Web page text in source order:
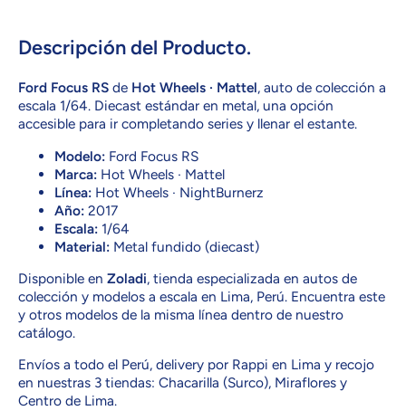
Descripción del Producto.
Ford Focus RS de Hot Wheels · Mattel, auto de colección a
escala 1/64. Diecast estándar en metal, una opción
accesible para ir completando series y llenar el estante.
Modelo: Ford Focus RS
Marca: Hot Wheels · Mattel
Línea: Hot Wheels · NightBurnerz
Año: 2017
Escala: 1/64
Material: Metal fundido (diecast)
Disponible en Zoladi, tienda especializada en autos de
colección y modelos a escala en Lima, Perú. Encuentra este
y otros modelos de la misma línea dentro de nuestro
catálogo.
Envíos a todo el Perú, delivery por Rappi en Lima y recojo
en nuestras 3 tiendas: Chacarilla (Surco), Miraflores y
Centro de Lima.